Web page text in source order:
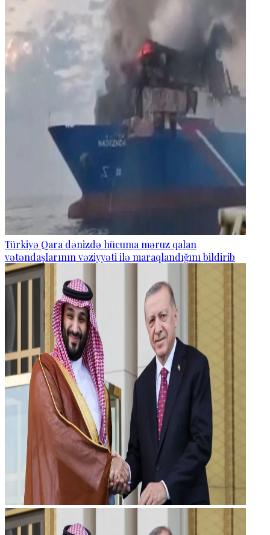
Türkiyə Qara dənizdə hücuma məruz qalan
vətəndaşlarının vəziyyəti ilə maraqlandığını bildirib